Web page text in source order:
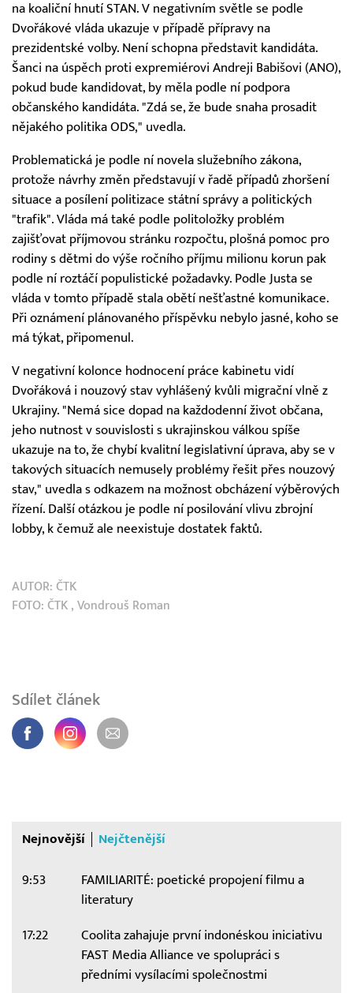
na koaliční hnutí STAN. V negativním světle se podle
Dvořákové vláda ukazuje v případě přípravy na
prezidentské volby. Není schopna představit kandidáta.
Šanci na úspěch proti expremiérovi Andreji Babišovi (ANO),
pokud bude kandidovat, by měla podle ní podpora
občanského kandidáta. "Zdá se, že bude snaha prosadit
nějakého politika ODS," uvedla.
Problematická je podle ní novela služebního zákona,
protože návrhy změn představují v řadě případů zhoršení
situace a posílení politizace státní správy a politických
"trafik". Vláda má také podle politoložky problém
zajišťovat příjmovou stránku rozpočtu, plošná pomoc pro
rodiny s dětmi do výše ročního příjmu milionu korun pak
podle ní roztáčí populistické požadavky. Podle Justa se
vláda v tomto případě stala obětí nešťastné komunikace.
Při oznámení plánovaného příspěvku nebylo jasné, koho se
má týkat, připomenul.
V negativní kolonce hodnocení práce kabinetu vidí
Dvořáková i nouzový stav vyhlášený kvůli migrační vlně z
Ukrajiny. "Nemá sice dopad na každodenní život občana,
jeho nutnost v souvislosti s ukrajinskou válkou spíše
ukazuje na to, že chybí kvalitní legislativní úprava, aby se v
takových situacích nemusely problémy řešit přes nouzový
stav," uvedla s odkazem na možnost obcházení výběrových
řízení. Další otázkou je podle ní posilování vlivu zbrojní
lobby, k čemuž ale neexistuje dostatek faktů.
AUTOR: ČTK
FOTO: ČTK , Vondrouš Roman
Sdílet článek
Nejnovější Nejčtenější
9:53
FAMILIARITÉ: poetické propojení filmu a
literatury
17:22
Coolita zahajuje první indonéskou iniciativu
FAST Media Alliance ve spolupráci s
předními vysílacími společnostmi